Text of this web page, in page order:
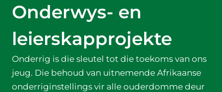
Onderwys- en
leierskapprojekte
Onderrig is die sleutel tot die toekoms van ons
jeug. Die behoud van uitnemende Afrikaanse
onderriginstellings vir alle ouderdomme deur